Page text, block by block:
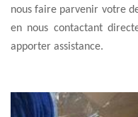
nous faire parvenir votre
en nous contactant
apporter assistance.